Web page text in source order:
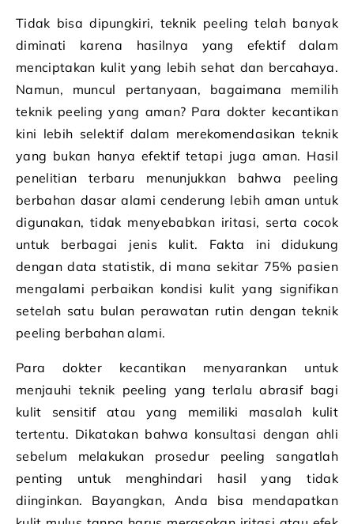
Tidak bisa dipungkiri, teknik peeling telah banyak
diminati karena hasilnya yang efektif dalam
menciptakan kulit yang lebih sehat dan bercahaya.
Namun, muncul pertanyaan, bagaimana memilih
teknik peeling yang aman? Para dokter kecantikan
kini lebih selektif dalam merekomendasikan teknik
yang bukan hanya efektif tetapi juga aman. Hasil
penelitian terbaru menunjukkan bahwa peeling
berbahan dasar alami cenderung lebih aman untuk
digunakan, tidak menyebabkan iritasi, serta cocok
untuk berbagai jenis kulit. Fakta ini didukung
dengan data statistik, di mana sekitar 75% pasien
mengalami perbaikan kondisi kulit yang signifikan
setelah satu bulan perawatan rutin dengan teknik
peeling berbahan alami.
Para dokter kecantikan menyarankan untuk
menjauhi teknik peeling yang terlalu abrasif bagi
kulit sensitif atau yang memiliki masalah kulit
tertentu. Dikatakan bahwa konsultasi dengan ahli
sebelum melakukan prosedur peeling sangatlah
penting untuk menghindari hasil yang tidak
diinginkan. Bayangkan, Anda bisa mendapatkan